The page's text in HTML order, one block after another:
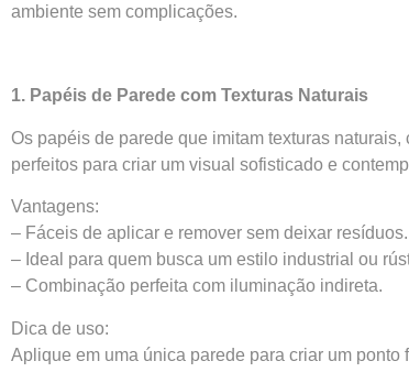
ambiente sem complicações.
1. Papéis de Parede com Texturas Naturais
Os papéis de parede que imitam texturas
perfeitos para criar um visual sofisticado e
Vantagens:
– Fáceis de aplicar e remover sem deixar resíduos.
– Ideal para quem busca um estilo industrial ou
– Combinação perfeita com iluminação indireta.
Dica de uso:
Aplique em uma única parede para criar um